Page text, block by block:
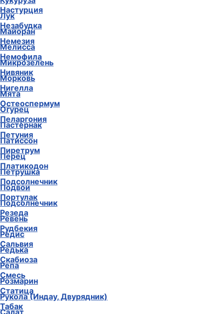
Настурция
Незабудка
Немезия
Немофила
Нивяник
Нигелла
Остеоспермум
Пеларгония
Петуния
Пиретрум
Платикодон
Подсолнечник
Портулак
Резеда
Рудбекия
Сальвия
Скабиоза
Смесь
Статица
Табак
Лук
Майоран
Мелисса
Микрозелень
Морковь
Мята
Огурец
Пастернак
Патиссон
Перец
Петрушка
Подвои
Подсолнечник
Ревень
Редис
Редька
Репа
Розмарин
Рукола (Индау, Двурядник)
Салат